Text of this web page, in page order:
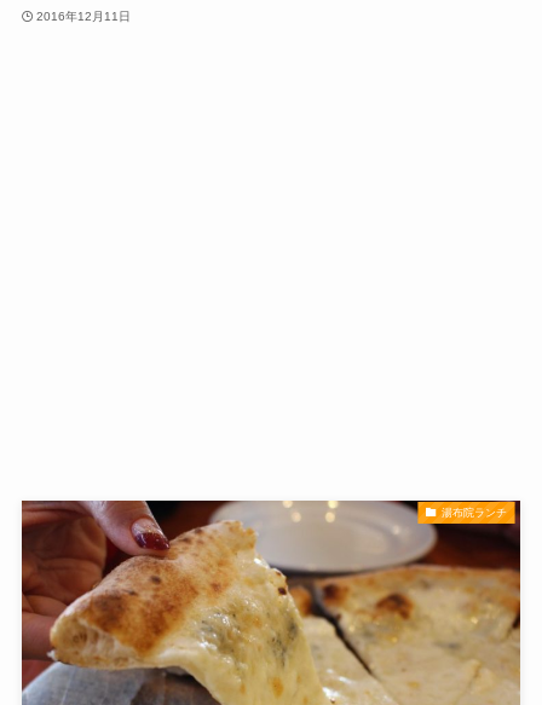
2016年12月11日
湯布院ランチ